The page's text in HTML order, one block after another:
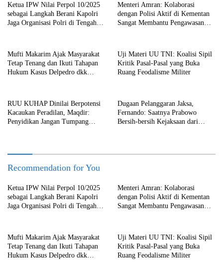
Ketua IPW Nilai Perpol 10/2025
sebagai Langkah Berani Kapolri
Jaga Organisasi Polri di Tengah
Menteri Amran: Kolaborasi
dengan Polisi Aktif di Kementan
Sangat Membantu Pengawasan
Mufti Makarim Ajak Masyarakat
Tetap Tenang dan Ikuti Tahapan
Hukum Kasus Delpedro dkk
Uji Materi UU TNI: Koalisi Sipil
Kritik Pasal-Pasal yang Buka
Ruang Feodalisme Militer
RUU KUHAP Dinilai Berpotensi
Kacaukan Peradilan, Maqdir:
Penyidikan Jangan Tumpang
Dugaan Pelanggaran Jaksa,
Fernando: Saatnya Prabowo
Bersih-bersih Kejaksaan dari
Recommendation for You
Ketua IPW Nilai Perpol 10/2025
sebagai Langkah Berani Kapolri
Jaga Organisasi Polri di Tengah
Menteri Amran: Kolaborasi
dengan Polisi Aktif di Kementan
Sangat Membantu Pengawasan
Mufti Makarim Ajak Masyarakat
Tetap Tenang dan Ikuti Tahapan
Hukum Kasus Delpedro dkk
Uji Materi UU TNI: Koalisi Sipil
Kritik Pasal-Pasal yang Buka
Ruang Feodalisme Militer